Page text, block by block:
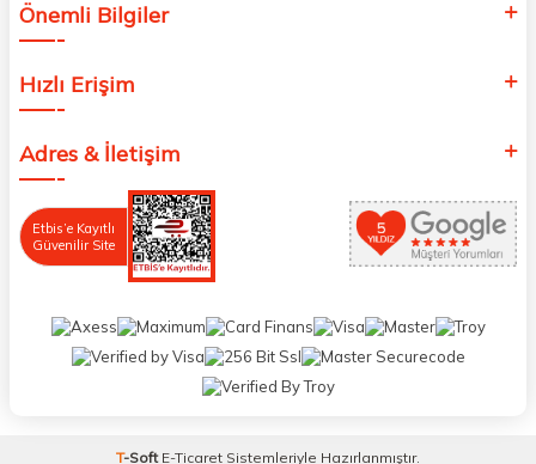
Önemli Bilgiler
Hızlı Erişim
Adres & İletişim
Etbis’e Kayıtlı
Güvenilir Site
T-Soft E-Ticaret Sistemleriyle Hazırlanmıştır.